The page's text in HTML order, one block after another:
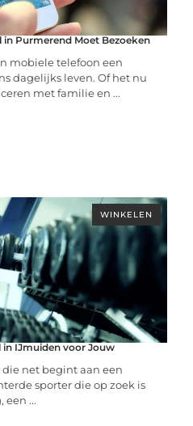
Purmerend Moet Bezoeken
mobiele telefoon een
dagelijks leven. Of het nu
met familie en ...
WINKELEN
in IJmuiden voor Jouw
net begint aan een
sporter die op zoek is
een ...